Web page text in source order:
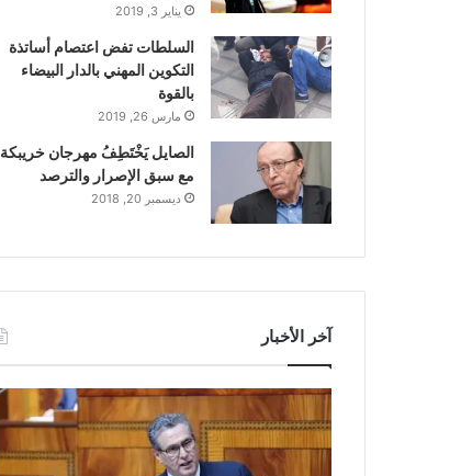
يناير 3, 2019
السلطات تفض اعتصام أساتذة
التكوين المهني بالدار البيضاء
بالقوة
مارس 26, 2019
الصايل يَخْتَطِفُ مهرجان خريبكة
مع سبق الإصرار والترصد
ديسمبر 20, 2018
آخر الأخبار